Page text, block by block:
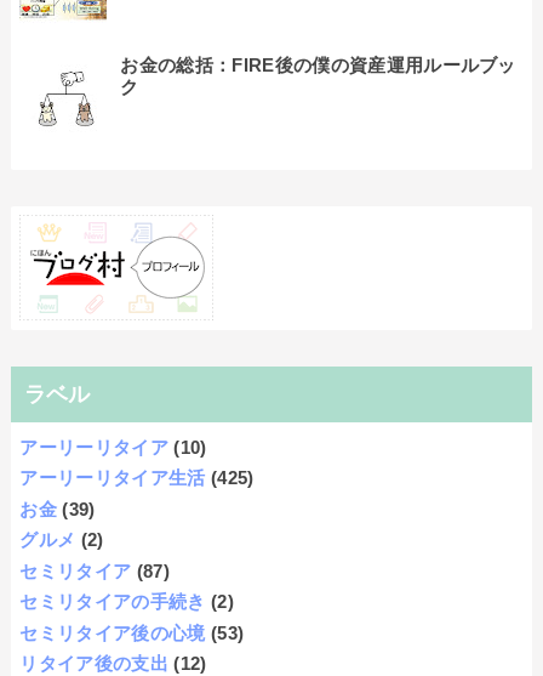
お金の総括：FIRE後の僕の資産運用ルールブッ
ク
ラベル
アーリーリタイア (10)
アーリーリタイア生活 (425)
お金 (39)
グルメ (2)
セミリタイア (87)
セミリタイアの手続き (2)
セミリタイア後の心境 (53)
リタイア後の支出 (12)